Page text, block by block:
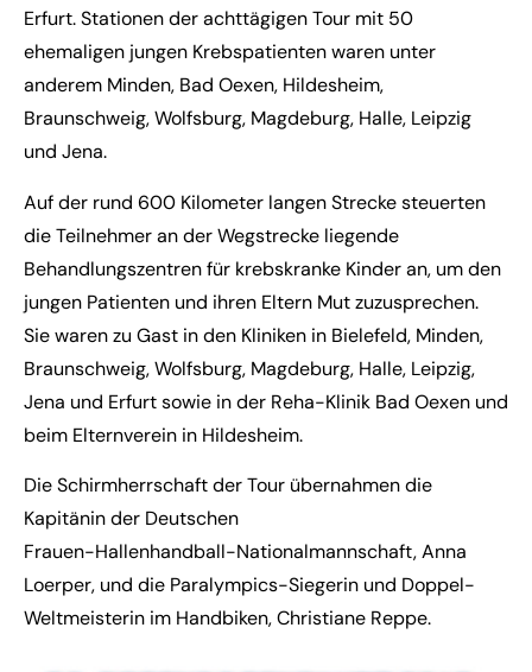
Erfurt. Stationen der achttägigen Tour mit 50
ehemaligen jungen Krebspatienten waren unter
anderem Minden, Bad Oexen, Hildesheim,
Braunschweig, Wolfsburg, Magdeburg, Halle, Leipzig
und Jena.
Auf der rund 600 Kilometer langen Strecke steuerten
die Teilnehmer an der Wegstrecke liegende
Behandlungszentren für krebskranke Kinder an, um den
jungen Patienten und ihren Eltern Mut zuzusprechen.
Sie waren zu Gast in den Kliniken in Bielefeld, Minden,
Braunschweig, Wolfsburg, Magdeburg, Halle, Leipzig,
Jena und Erfurt sowie in der Reha-Klinik Bad Oexen und
beim Elternverein in Hildesheim.
Die Schirmherrschaft der Tour übernahmen die
Kapitänin der Deutschen
Frauen-Hallenhandball-Nationalmannschaft, Anna
Loerper, und die Paralympics-Siegerin und Doppel-
Weltmeisterin im Handbiken, Christiane Reppe.